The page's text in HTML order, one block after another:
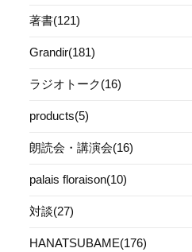
著書(121)
Grandir(181)
ラジオトーク(16)
products(5)
朗読会・講演会(16)
palais floraison(10)
対談(27)
HANATSUBAME(176)